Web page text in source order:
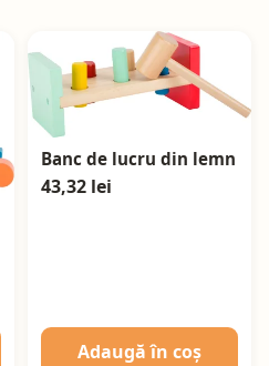
Banc de lucru din lemn
43,32 lei
Adaugă în coș